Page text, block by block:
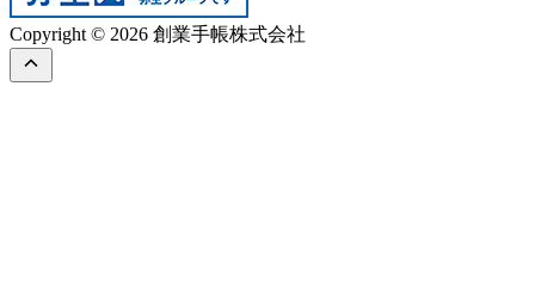
Copyright © 2026 創業手帳株式会社